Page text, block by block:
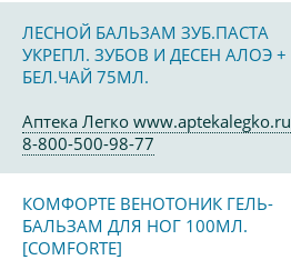
ЛЕСНОЙ БАЛЬЗАМ ЗУБ.ПАСТА
УКРЕПЛ. ЗУБОВ И ДЕСЕН АЛОЭ +
БЕЛ.ЧАЙ 75МЛ.
Аптека Легко www.aptekalegko.ru
8-800-500-98-77
КОМФОРТЕ ВЕНОТОНИК ГЕЛЬ-
БАЛЬЗАМ ДЛЯ НОГ 100МЛ.
[COMFORTE]